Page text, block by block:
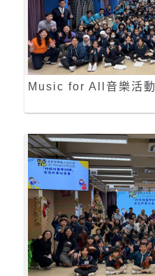
Music for All音樂活動